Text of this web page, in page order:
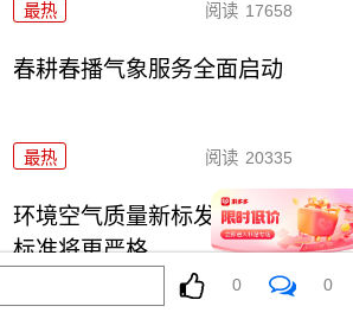
最热 阅读 17658
春耕春播气象服务全面启动
最热 阅读 20335
环境空气质量新标发布 “好天气”
标准将更严格
最热
0 0